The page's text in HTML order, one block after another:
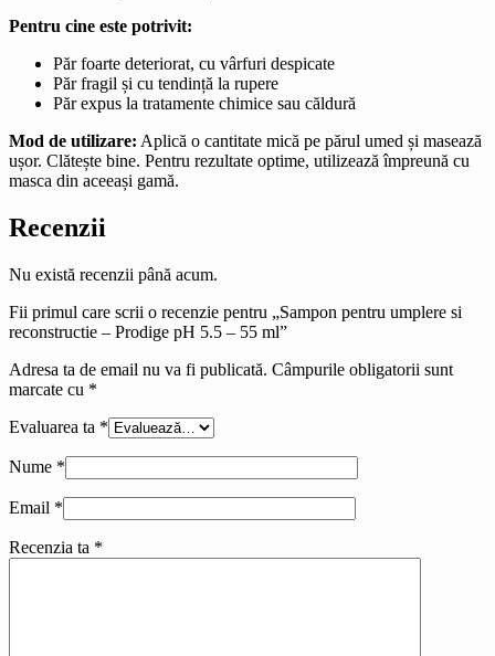
Pentru cine este potrivit:
Păr foarte deteriorat, cu vârfuri despicate
Păr fragil și cu tendință la rupere
Păr expus la tratamente chimice sau căldură
Mod de utilizare: Aplică o cantitate mică pe părul umed și masează
ușor. Clătește bine. Pentru rezultate optime, utilizează împreună cu
masca din aceeași gamă.
Recenzii
Nu există recenzii până acum.
Fii primul care scrii o recenzie pentru „Sampon pentru umplere si
reconstructie – Prodige pH 5.5 – 55 ml”
Adresa ta de email nu va fi publicată. Câmpurile obligatorii sunt
marcate cu *
Evaluarea ta *
Nume *
Email *
Recenzia ta *